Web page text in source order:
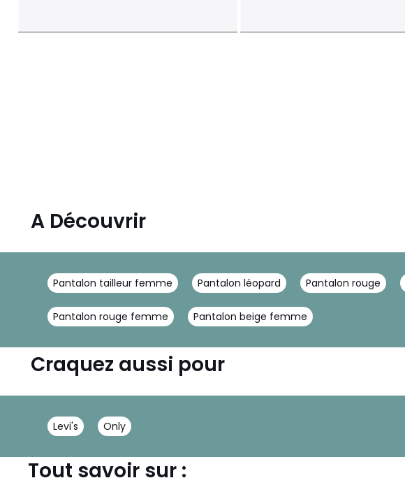
A Découvrir
Pantalon tailleur femme Pantalon léopard Pantalon rouge
Pantalon rouge femme Pantalon beige femme
Craquez aussi pour
Levi's Only
Tout savoir sur :